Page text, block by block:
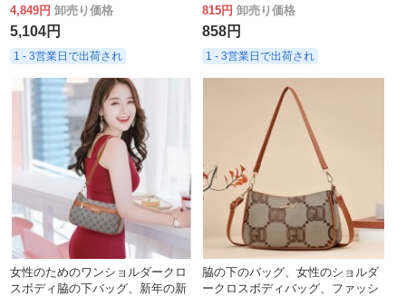
マザーバッグ、トート
4,849円 卸売り価格
5,104円
1 - 3営業日で出荷され
ィバッグ大容量ママバッグ
815円 卸売り価格
858円
1 - 3営業日で出荷され
女性のためのワンショルダークロ
スボディ脇の下バッグ、新年の新
脇の下のバッグ、女性のショルダ
ークロスボディバッグ、ファッシ